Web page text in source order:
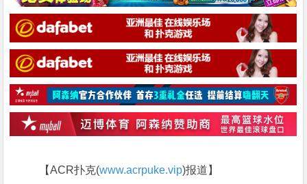
【ACR扑克(www.acrpuke.vip)报道】